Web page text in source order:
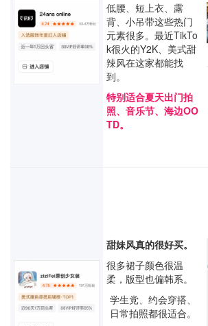
低腰、短上衣、露
背、小吊带这些热门
元素很多。最近TikTo
k很火的Y2K、美式甜
辣风在这家都能找
到。
特别适合夏天出门拍
照、音乐节、海边OO
TD。
甜妹风真的很好买。
很多裙子颜色很温
柔，版型也偏韩系。
学生党、约会穿搭、
日常拍照都很适合。